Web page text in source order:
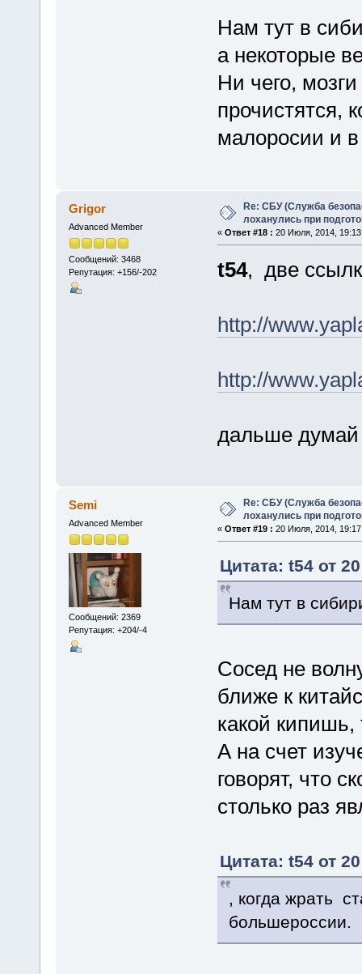
Нам тут в
а некоторые
Ни чего,
прочистятся,
малоросии и
Grigor
Advanced Member
Сообщений: 3468
Репутация: +156/-202
Re: СБУ (Служба
лоханулись при
« Ответ #18 : 20 Июля, 2014,
t54, две
http://
http://
дальше
Semi
Advanced Member
Сообщений: 2369
Репутация: +204/-4
Re: СБУ (Служба
лоханулись при
« Ответ #19 : 20 Июля, 2014,
Цитата: t54 от
Нам тут в
Сосед не
ближе к
какой кипишь,
А на счет
говорят, что
столько раз
Цитата: t54 от
, когда жрать
большероссии.